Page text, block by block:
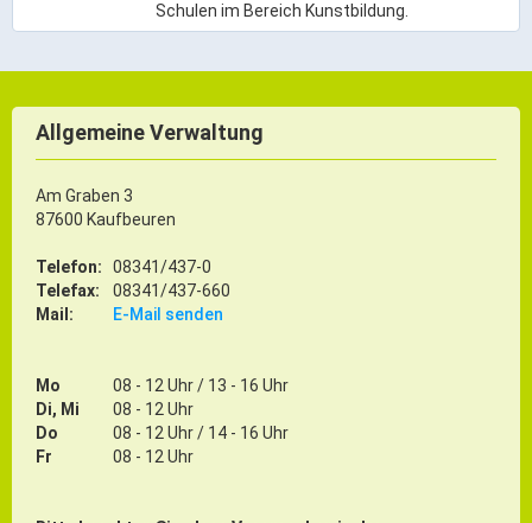
Schulen im Bereich Kunstbildung.
Allgemeine Verwaltung
Am Graben 3
87600 Kaufbeuren
Telefon:
08341/437-0
Telefax:
08341/437-660
Mail:
E-Mail senden
Mo
08 - 12 Uhr / 13 - 16 Uhr
Di, Mi
08 - 12 Uhr
Do
08 - 12 Uhr / 14 - 16 Uhr
Fr
08 - 12 Uhr